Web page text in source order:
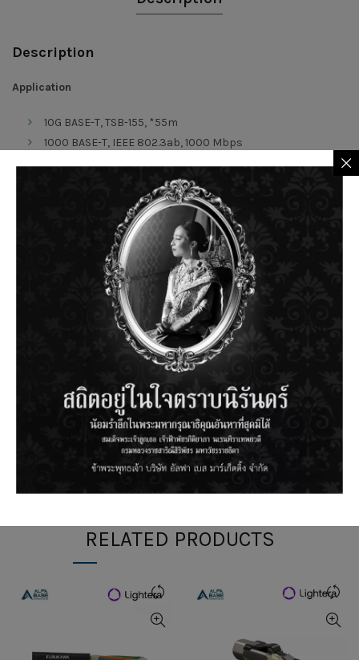
Description
Application
10G BASE-T, TSB-155, *55m
1000 BASE-T, IEEE 802.3ab, 1000 Mbps
ANSI/TIA-568-C.2
ISO/IEC 11801
UL 444, UL 1685 (CM), UL 1666 (CMR)
LSZH-1 – IEC-60332-1, LSZH – IEC-60332-3
UL Listed
ETL Verified, ETL 4 connections, ETL 6 connections
ISO 9001, ISO 14001
Anatel, RoHS
RELATED PRODUCTS